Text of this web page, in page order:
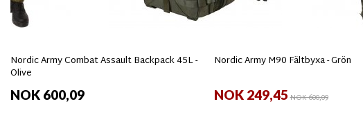
Nordic Army Combat Assault Backpack 45L -
Olive
NOK 600,09
Nordic Army M90 Fältbyxa - Grön
NOK 249,45NOK 600,09